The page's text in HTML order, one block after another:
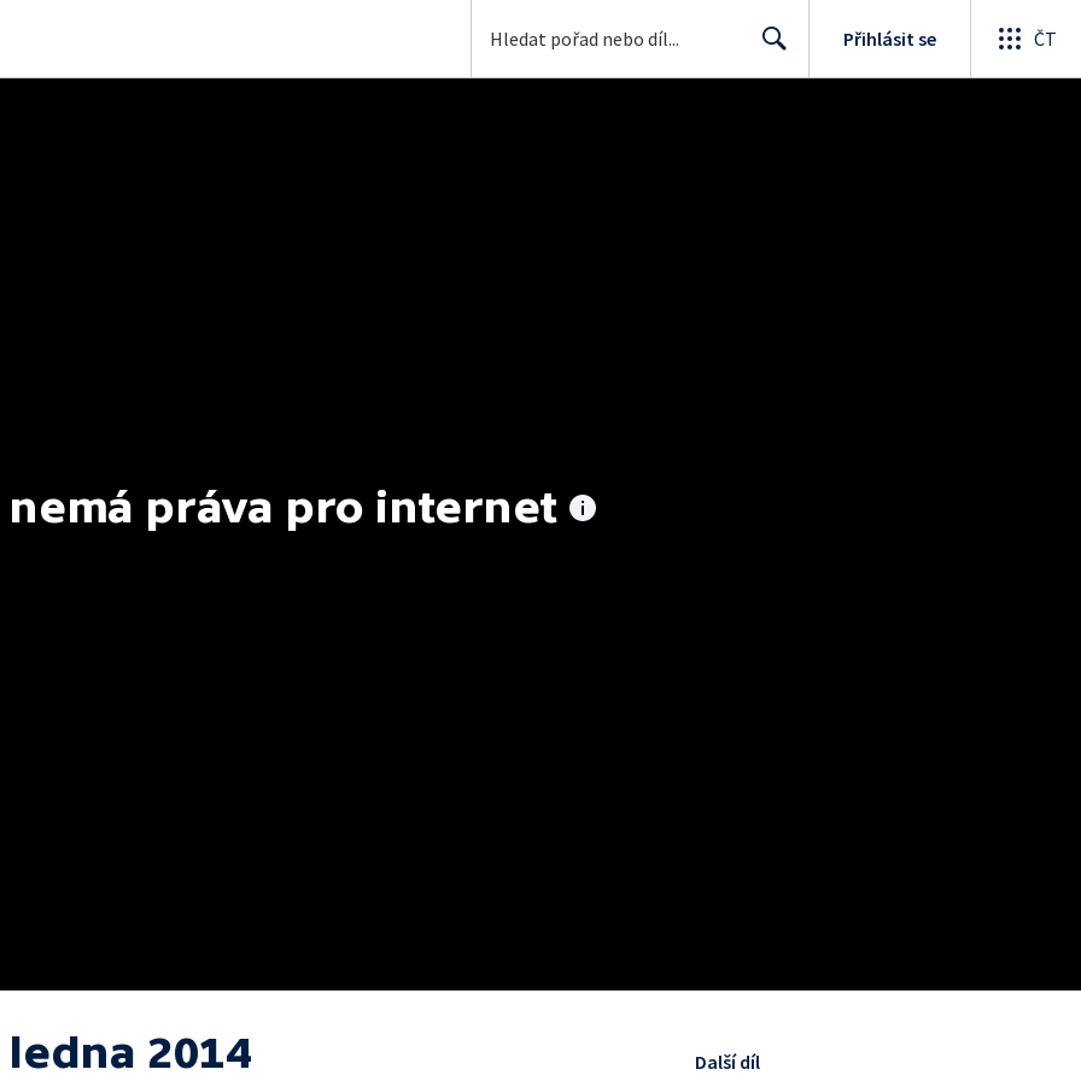
Přihlásit se ČT
nemá práva pro internet
ledna 2014 Další díl